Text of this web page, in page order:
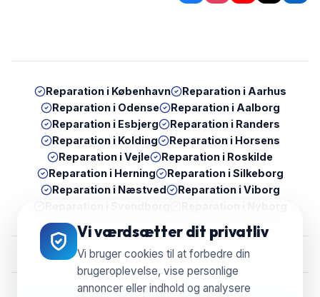
Vi værdsætter dit privatliv
Vi bruger cookies til at forbedre din
brugeroplevelse, vise personlige
annoncer eller indhold og analysere
Reparation i København Reparation i Aarhus
Reparation i Odense Reparation i Aalborg
Reparation i Esbjerg Reparation i Randers
Reparation i Kolding Reparation i Horsens
Reparation iVejle Reparation i Roskilde
Reparation i Herning Reparation i Silkeborg
Reparation i Næstved Reparation i Viborg